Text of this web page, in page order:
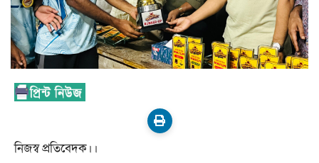
নিজস্ব প্রতিবেদক।।